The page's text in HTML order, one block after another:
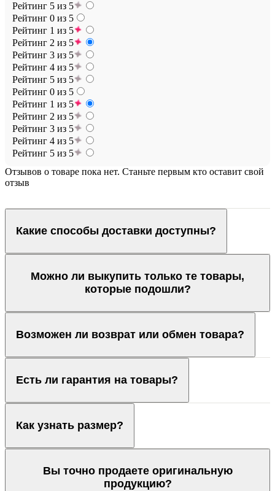
Рейтинг 5 из 5
Рейтинг 0 из 5
Рейтинг 1 из 5
Рейтинг 2 из 5
Рейтинг 3 из 5
Рейтинг 4 из 5
Рейтинг 5 из 5
Рейтинг 0 из 5
Рейтинг 1 из 5
Рейтинг 2 из 5
Рейтинг 3 из 5
Рейтинг 4 из 5
Рейтинг 5 из 5
Отзывов о товаре пока нет. Станьте первым кто оставит свой
отзыв
Какие способы доставки доступны?
Можно ли выкупить только те товары,
которые подошли?
Возможен ли возврат или обмен товара?
Есть ли гарантия на товары?
Как узнать размер?
Вы точно продаете оригинальную
продукцию?